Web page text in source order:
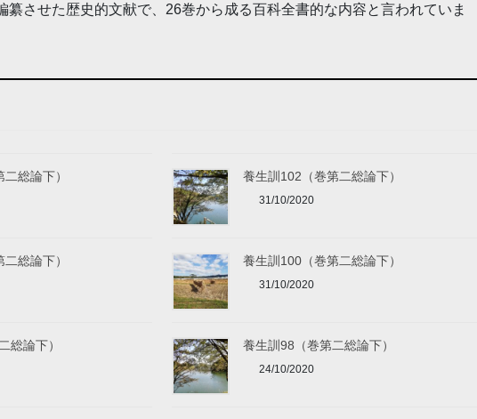
纂させた歴史的文献で、26巻から成る百科全書的な内容と言われていま
総論下） 養生訓102（巻第二総論下）
31/10/2020
総論下） 養生訓100（巻第二総論下）
31/10/2020
総論下） 養生訓98（巻第二総論下）
24/10/2020